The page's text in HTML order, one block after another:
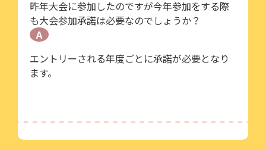
昨年大会に参加したのですが今年参加をする際
も大会参加承諾は必要なのでしょうか？
A
エントリーされる年度ごとに承諾が必要となり
ます。